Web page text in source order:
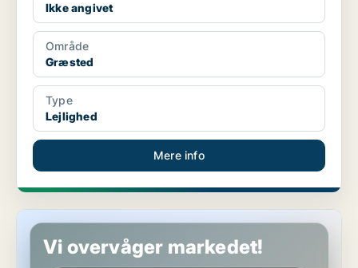
Ikke angivet
Område
Græsted
Type
Lejlighed
Mere info
Lejlighed i Hørve
Vi overvåger markedet!